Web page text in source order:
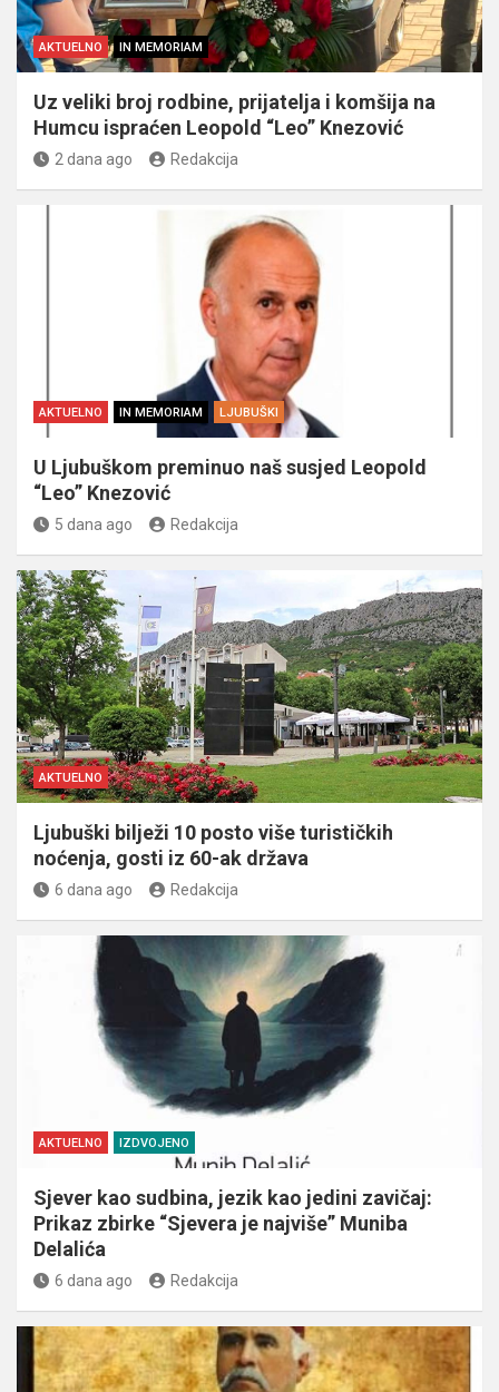
AKTUELNO IN MEMORIAM
Uz veliki broj rodbine, prijatelja i komšija na
Humcu ispraćen Leopold “Leo” Knezović
2 dana ago Redakcija
AKTUELNO IN MEMORIAM LJUBUŠKI
U Ljubuškom preminuo naš susjed Leopold
“Leo” Knezović
5 dana ago Redakcija
AKTUELNO
Ljubuški bilježi 10 posto više turističkih
noćenja, gosti iz 60-ak država
6 dana ago Redakcija
AKTUELNO IZDVOJENO
Sjever kao sudbina, jezik kao jedini zavičaj:
Prikaz zbirke “Sjevera je najviše” Muniba
Delalića
6 dana ago Redakcija